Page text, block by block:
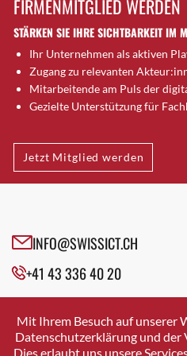
Brugg AG
Brütten
Bubendorf
Bubikon
Buchs (SG)
Bäretswil
Bülach
Cazis
Crissier
Davos Platz
Dierikon
Dietikon
FIRMENMITGLIED WERDEN
STÄRKEN SIE IHRE SICHTBARKEIT IM
Ihr Unternehmen als aktiven
Zugang zu relevanten
Mitarbeitende am Puls der
Gezielte Unterstützung für
Jetzt Mitglied werden
INFO@SWISSICT.CH
+41 43 336 40 20
SWISSICT
VULKANSTRASSE 120
8048 ZURICH
Mit Ihrem Besuch auf unserer
Datenschutzerklärung und der
Dies erlaubt uns unsere